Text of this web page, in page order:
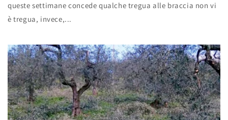
queste settimane concede qualche tregua alle braccia non vi
è tregua, invece,...